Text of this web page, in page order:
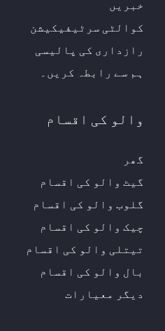
خبریں
کوالٹی سرٹیفیکیشن
رازداری کی پالیسی
ہم سے رابطہ کریں۔
والو کی اقسام
گھر
گیٹ والو کی اقسام
گلوب والو کی اقسام
چیک والو کی اقسام
تیتلی والو کی اقسام
بال والو کی اقسام
دیگر معیارات